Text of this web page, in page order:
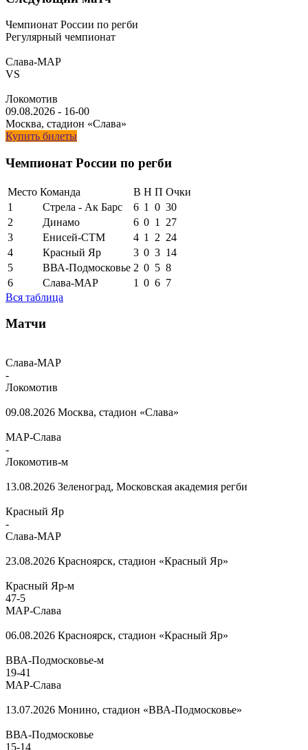
Чемпионат России по регби
Регулярный чемпионат
Слава-МАР
VS
Локомотив
09.08.2026 - 16-00
Москва, стадион «Слава»
Купить билеты
Чемпионат России по регби
Место Команда В Н П Очки
1
Стрела - Ак Барс 6 1 0 30
2
Динамо 6 0 1
27
3
Енисей-СТМ 4 1 2 24
4
Красный Яр 3 0 3 14
5
ВВА-Подмосковье 2 0 5 8
6
Слава-МАР 1 0 6 7
Вся таблица
Матчи
Слава-МАР
-
Локомотив
09.08.2026 Москва, стадион «Слава»
МАР-Слава
-
Локомотив-м
13.08.2026 Зеленоград, Московская академия регби
Красный Яр
-
Слава-МАР
23.08.2026 Красноярск, стадион «Красный Яр»
Красный Яр-м
47-5
МАР-Слава
06.08.2026 Красноярск, стадион «Красный Яр»
ВВА-Подмосковье-м
19-41
МАР-Слава
13.07.2026 Монино, стадион «ВВА-Подмосковье»
ВВА-Подмосковье
15-14